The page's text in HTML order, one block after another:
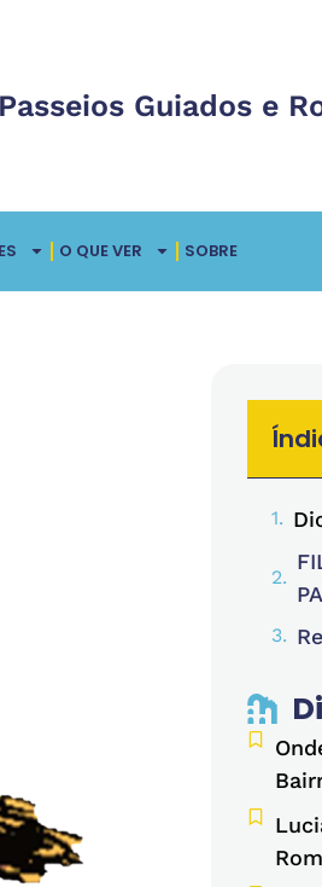
Passeios Guiados e
O QUE VER SOBRE